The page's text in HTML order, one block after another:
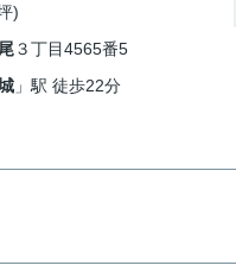
)
３丁目4565番5
」駅 徒歩22分